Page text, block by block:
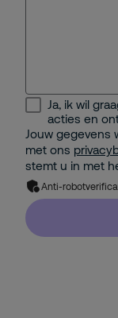
Ja, ik wil
acties en
Jouw gegevens
met ons
stemt u in met
Anti-